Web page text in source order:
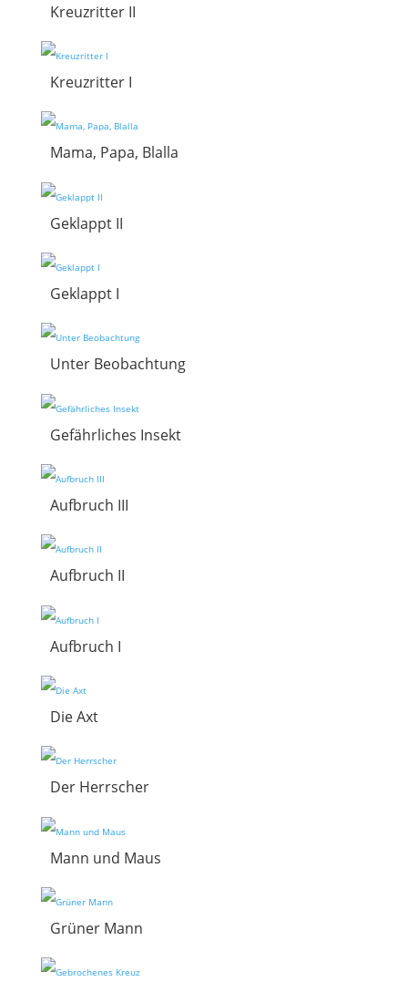
Kreuzritter II
Kreuzritter I
Mama, Papa, Blalla
Geklappt II
Geklappt I
Unter Beobachtung
Gefährliches Insekt
Aufbruch III
Aufbruch II
Aufbruch I
Die Axt
Der Herrscher
Mann und Maus
Grüner Mann